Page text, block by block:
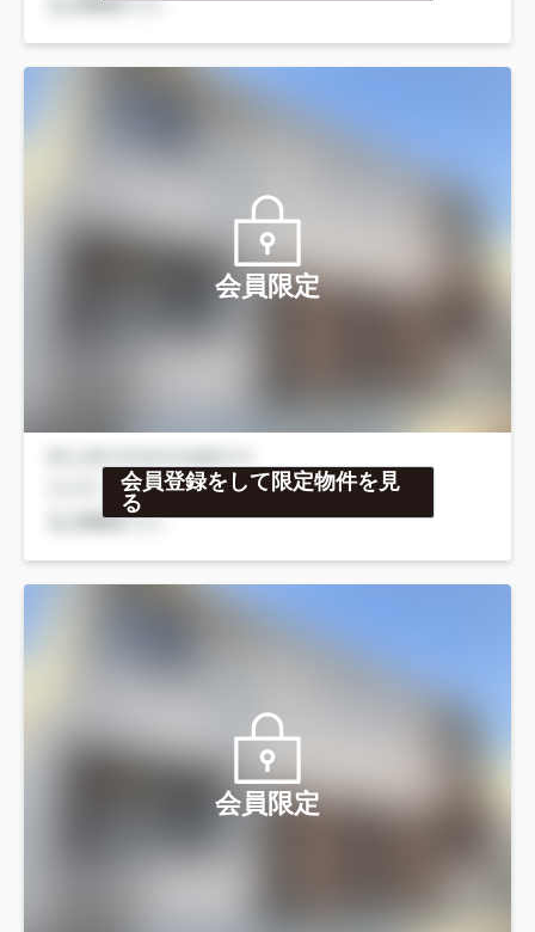
会員限定
会員登録をして限定物件を見
る
会員限定